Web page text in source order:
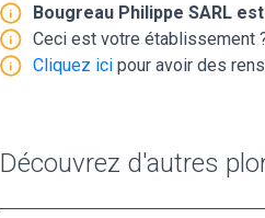
Bougreau Philippe SARL
Ceci est votre établissement
Cliquez ici pour avoir des
Découvrez d'autres